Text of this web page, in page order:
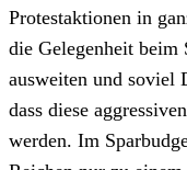
Protestaktionen in
die Gelegenheit beim
ausweiten und soviel
dass diese
werden. Im